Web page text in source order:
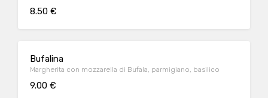
8.50 €
Bufalina
Margherita con mozzarella di Bufala, parmigiano, basilico
9.00 €